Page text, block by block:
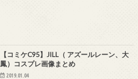
【コミケC95】JILL（ アズールレーン、大
鳳）コスプレ画像まとめ
2019.01.04